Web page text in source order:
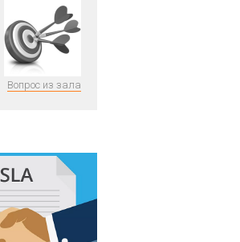
Вопрос из зала